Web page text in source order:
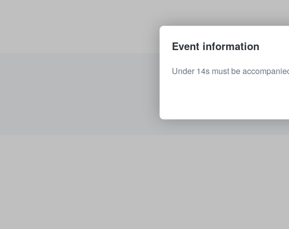
Event information
Under 14s must be